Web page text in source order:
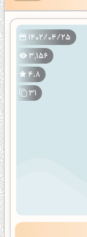
1402/04/25
3,156
4.8
31